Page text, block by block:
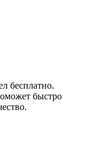
бесплатно.
быстро